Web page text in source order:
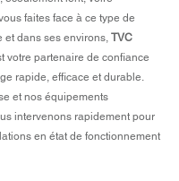
faites face à ce type de
et dans ses environs, TVC
votre partenaire de confiance
rapide, efficace et durable.
et nos équipements
intervenons rapidement pour
en état de fonctionnement